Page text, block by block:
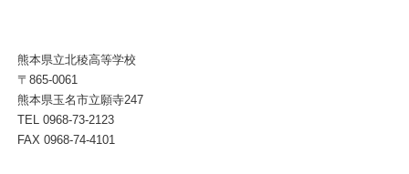
熊本県立北稜高等学校
〒865-0061
熊本県玉名市立願寺247
TEL 0968-73-2123
FAX 0968-74-4101